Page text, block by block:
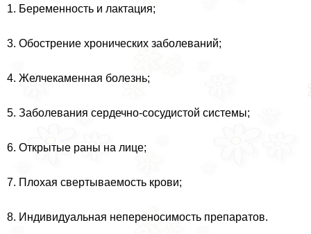
1. Беременность и лактация;
3. Обострение хронических заболеваний;
4. Желчекаменная болезнь;
5. Заболевания сердечно-сосудистой системы;
6. Открытые раны на лице;
7. Плохая свертываемость крови;
8. Индивидуальная непереносимость препаратов.